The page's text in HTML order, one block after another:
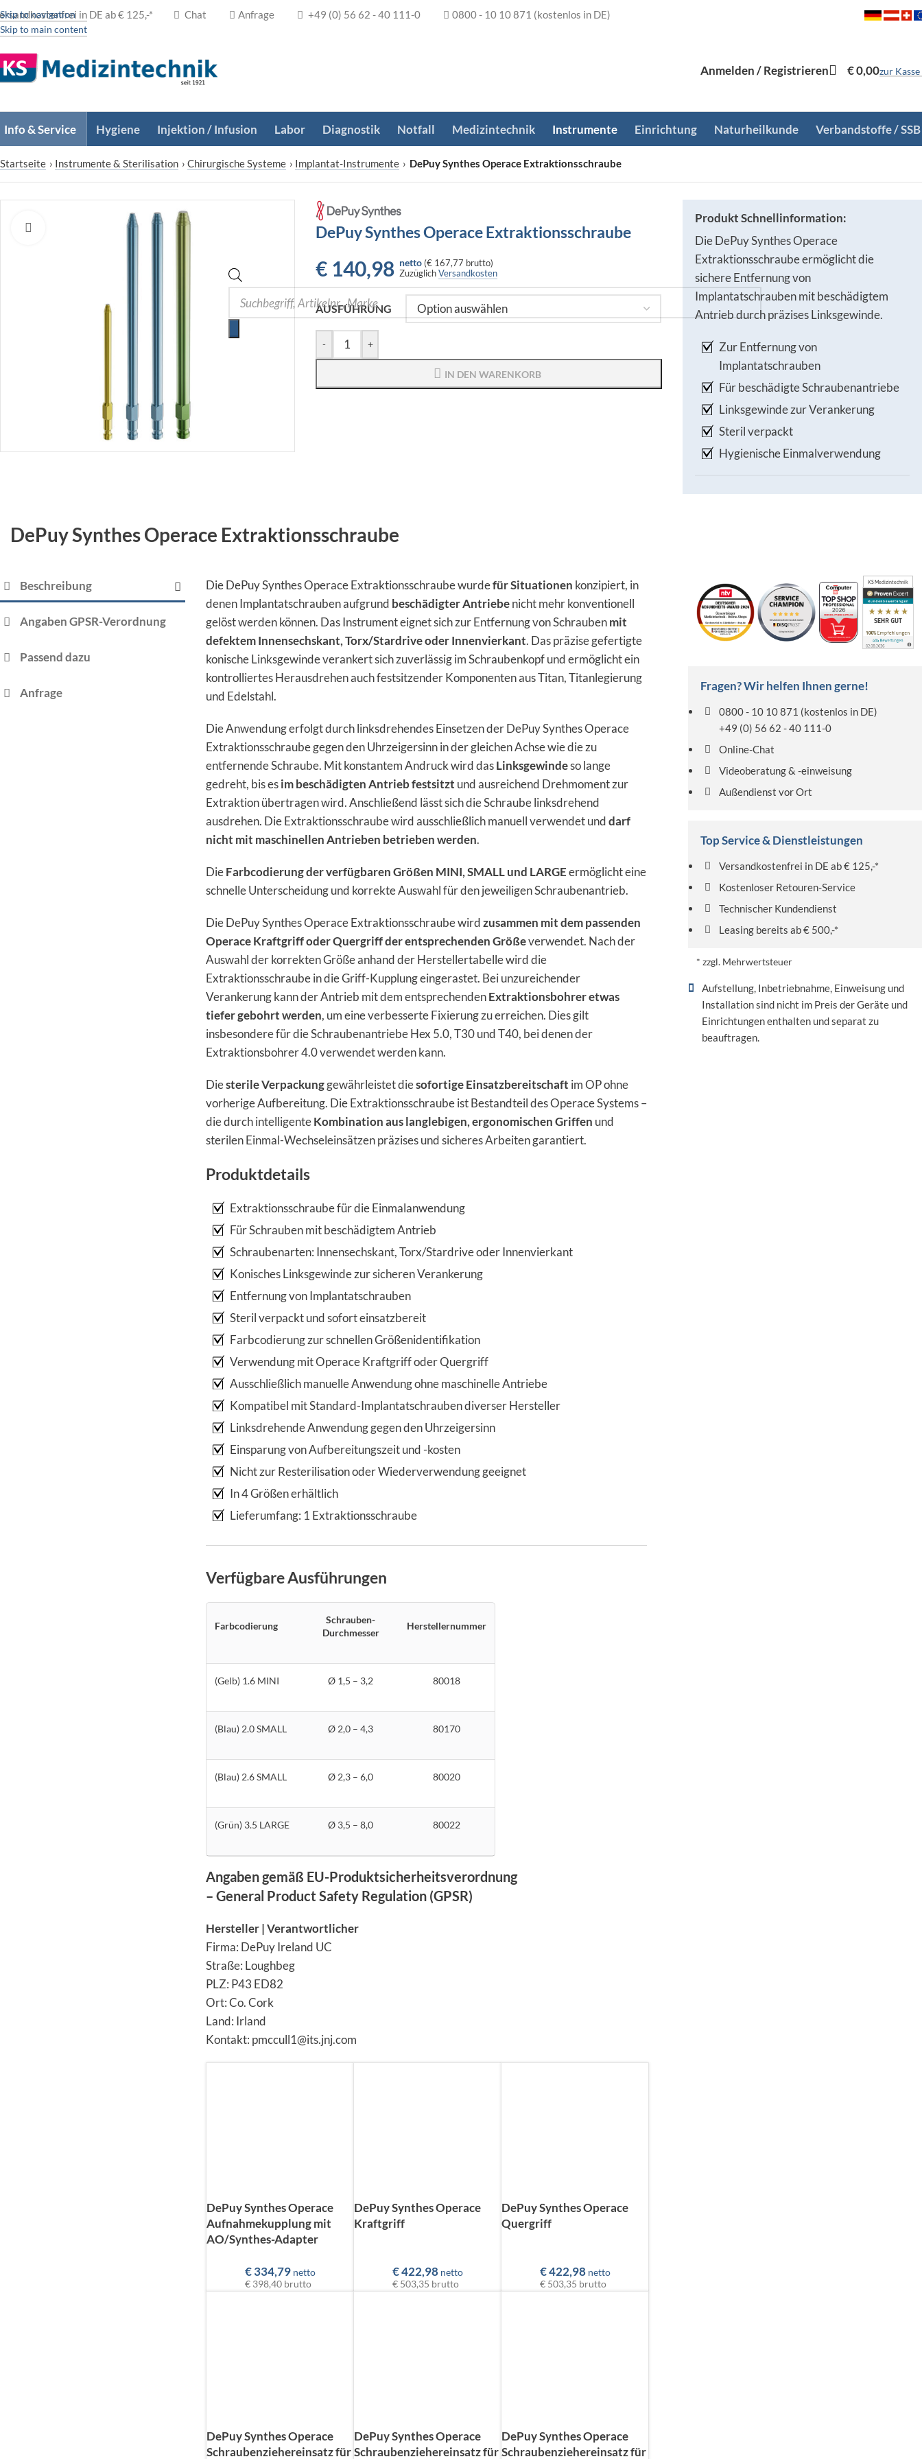
Skip to navigation
Skip to main content
in DE ab € 125,-* Chat Anfrage +49 (0) 56 62 - 40 111-0 0800 - 10 10 871 (kostenlos in DE)
Anmelden / Registrieren €0,00zur Kasse
Info & Service Hygiene Injektion / Infusion Labor Diagnostik Notfall Medizintechnik Instrumente Einrichtung Naturheilkunde Verbandstoffe / SSB
Startseite › Instrumente & Sterilisation › Chirurgische Systeme › Implantat-Instrumente › DePuy Synthes Operace Extraktionsschraube
Zum Vergrößern klicken DePuy Synthes Operace Extraktionsschraube
€ 140,98 netto (€ 167,77 brutto)
ZuzüglichVersandkosten
AUSFÜHRUNG
- +
IN DEN WARENKORB
Produkt Schnellinformation:
Die DePuy Synthes Operace
Extraktionsschraube ermöglicht die
sichere Entfernung von
Implantatschrauben mit beschädigtem
Antrieb durch präzises Linksgewinde.
Zur Entfernung von
Implantatschrauben
Für beschädigte Schraubenantriebe
Linksgewinde zur Verankerung
Steril verpackt
Hygienische Einmalverwendung
DePuy Synthes Operace Extraktionsschraube
Beschreibung
Angaben GPSR-Verordnung
Passend dazu
Anfrage
Die DePuy Synthes Operace Extraktionsschraube wurdefür Situationen konzipiert, in
denen Implantatschrauben aufgrund beschädigter Antriebenicht mehr konventionell
gelöst werden können. Das Instrument eignet sich zur Entfernung von Schraubenmit
defektem Innensechskant, Torx/Stardrive oder Innenvierkant. Das präzise gefertigte
konische Linksgewinde verankert sich zuverlässig im Schraubenkopf und ermöglicht ein
kontrolliertes Herausdrehen auch festsitzender Komponenten aus Titan, Titanlegierung
und Edelstahl.
Die Anwendung erfolgt durch linksdrehendes Einsetzen der DePuy Synthes Operace
Extraktionsschraube gegen den Uhrzeigersinn in der gleichen Achse wie die zu
entfernende Schraube. Mit konstantem Andruck wird dasLinksgewindeso lange
gedreht, bis esim beschädigten Antrieb festsitzt und ausreichend Drehmoment zur
Extraktion übertragen wird. Anschließend lässt sich die Schraube linksdrehend
ausdrehen. Die Extraktionsschraube wird ausschließlich manuell verwendet unddarf
nicht mit maschinellen Antrieben betrieben werden.
DieFarbcodierung der verfügbaren Größen MINI, SMALL und LARGEermöglicht eine
schnelle Unterscheidung und korrekte Auswahl für den jeweiligen Schraubenantrieb.
Die DePuy Synthes Operace Extraktionsschraube wirdzusammen mit dem passenden
Operace Kraftgriff oder Quergriff der entsprechenden Größeverwendet. Nach der
Auswahl der korrekten Größe anhand der Herstellertabelle wird die
Extraktionsschraube in die Griff-Kupplung eingerastet. Bei unzureichender
Verankerung kann der Antrieb mit dem entsprechendenExtraktionsbohrer etwas
tiefer gebohrt werden, um eine verbesserte Fixierung zu erreichen. Dies gilt
insbesondere für die Schraubenantriebe Hex 5.0, T30 und T40, bei denen der
Extraktionsbohrer 4.0 verwendet werden kann.
Diesterile Verpackunggewährleistet diesofortige Einsatzbereitschaft im OP ohne
vorherige Aufbereitung. Die Extraktionsschraube ist Bestandteil des Operace Systems –
die durch intelligenteKombination aus langlebigen, ergonomischen Griffen und
sterilen Einmal-Wechseleinsätzen präzises und sicheres Arbeiten garantiert.
Produktdetails
Extraktionsschraube für die Einmalanwendung
Für Schrauben mit beschädigtem Antrieb
Schraubenarten: Innensechskant, Torx/Stardrive oder Innenvierkant
Konisches Linksgewinde zur sicheren Verankerung
Entfernung von Implantatschrauben
Steril verpackt und sofort einsatzbereit
Farbcodierung zur schnellen Größenidentifikation
Verwendung mit Operace Kraftgriff oder Quergriff
Ausschließlich manuelle Anwendung ohne maschinelle Antriebe
Kompatibel mit Standard-Implantatschrauben diverser Hersteller
Linksdrehende Anwendung gegen den Uhrzeigersinn
Einsparung von Aufbereitungszeit und -kosten
Nicht zur Resterilisation oder Wiederverwendung geeignet
In 4 Größen erhältlich
Lieferumfang: 1 Extraktionsschraube
Verfügbare Ausführungen
Farbcodierung
Schrauben-
Durchmesser
Herstellernummer
(Gelb) 1.6 MINI Ø 1,5 – 3,2 80018
(Blau) 2.0 SMALL Ø 2,0 – 4,3 80170
(Blau) 2.6 SMALL Ø 2,3 – 6,0 80020
(Grün) 3.5 LARGE Ø 3,5 – 8,0 80022
Angaben gemäß EU-Produktsicherheitsverordnung
– General Product Safety Regulation (GPSR)
Hersteller | Verantwortlicher
Firma: DePuy Ireland UC
Straße: Loughbeg
PLZ: P43 ED82
Ort: Co. Cork
Land: Irland
Kontakt: pmccull1@its.jnj.com
DePuy Synthes Operace
Aufnahmekupplung mit
AO/Synthes-Adapter
€334,79 netto
€ 398,40 brutto
DePuy Synthes Operace
Kraftgriff
€422,98 netto
€ 503,35 brutto
DePuy Synthes Operace
Quergriff
€422,98 netto
€ 503,35 brutto
DePuy Synthes Operace
Schraubenziehereinsatz für
DePuy Synthes Operace
Schraubenziehereinsatz für
DePuy Synthes Operace
Schraubenziehereinsatz für
KS Medizintechnik
Fragen? Wir helfen Ihnen gerne!
0800 - 10 10 871 (kostenlos in DE)
+49 (0) 56 62 - 40 111-0
Online-Chat
Videoberatung & -einweisung
Außendienst vor Ort
Top Service & Dienstleistungen
Versandkostenfrei in DE ab € 125,-*
Kostenloser Retouren-Service
Technischer Kundendienst
Leasing bereits ab € 500,-*
* zzgl. Mehrwertsteuer
Aufstellung, Inbetriebnahme, Einweisung und
Installation sind nicht im Preis der Geräte und
Einrichtungen enthalten und separat zu
beauftragen.